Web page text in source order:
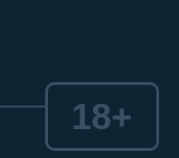
18+